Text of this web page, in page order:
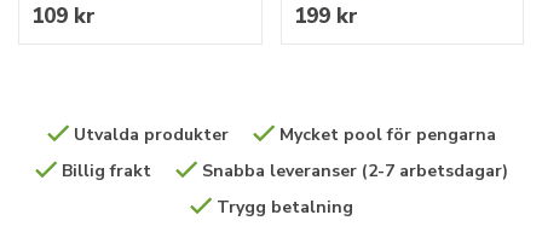
109 kr 199 kr
Utvalda produkter
Mycket pool för pengarna
Billig frakt
Snabba leveranser (2-7 arbetsdagar)
Trygg betalning